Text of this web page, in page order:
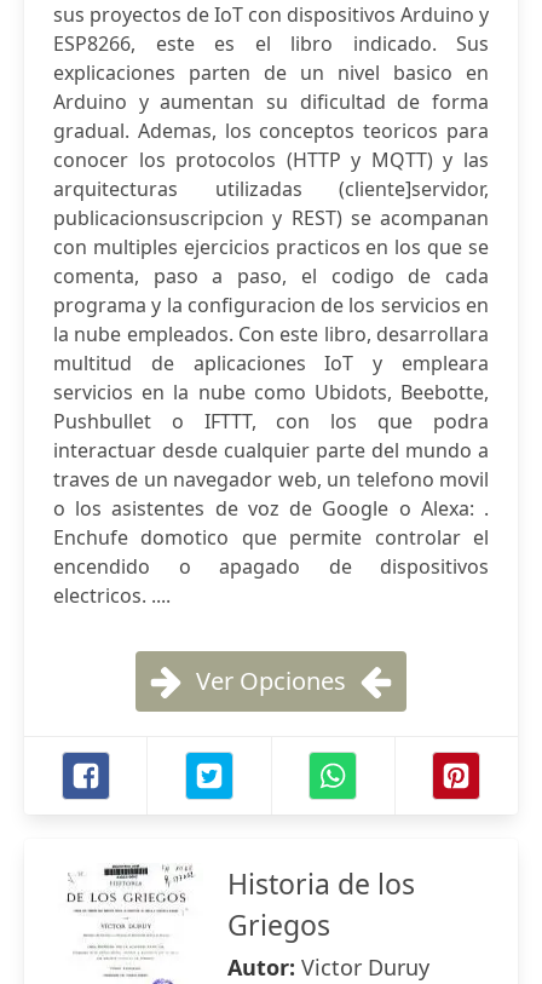
sus proyectos de IoT con dispositivos Arduino y
ESP8266, este es el libro indicado. Sus
explicaciones parten de un nivel basico en
Arduino y aumentan su dificultad de forma
gradual. Ademas, los conceptos teoricos para
conocer los protocolos (HTTP y MQTT) y las
arquitecturas utilizadas (cliente]servidor,
publicacionsuscripcion y REST) se acompanan
con multiples ejercicios practicos en los que se
comenta, paso a paso, el codigo de cada
programa y la configuracion de los servicios en
la nube empleados. Con este libro, desarrollara
multitud de aplicaciones IoT y empleara
servicios en la nube como Ubidots, Beebotte,
Pushbullet o IFTTT, con los que podra
interactuar desde cualquier parte del mundo a
traves de un navegador web, un telefono movil
o los asistentes de voz de Google o Alexa: .
Enchufe domotico que permite controlar el
encendido o apagado de dispositivos
electricos. ....
Ver Opciones
Historia de los
Griegos
Autor: Victor Duruy